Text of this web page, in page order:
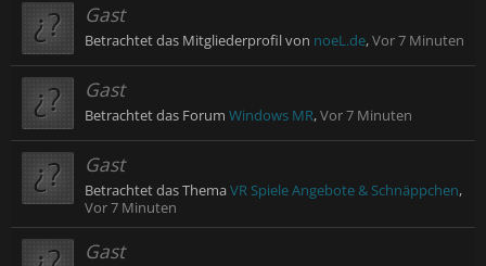
Gast
Betrachtet das Mitgliederprofil von noeL.de,Vor 7 Minuten
Gast
Betrachtet das Forum Windows MR,Vor 7 Minuten
Gast
Betrachtet das ThemaVR Spiele Angebote & Schnäppchen,
Vor 7 Minuten
Gast